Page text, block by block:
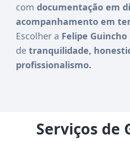
com documentação em
acompanhamento em
Escolher a Felipe Guincho
de tranquilidade,
profissionalismo.
Serviços de